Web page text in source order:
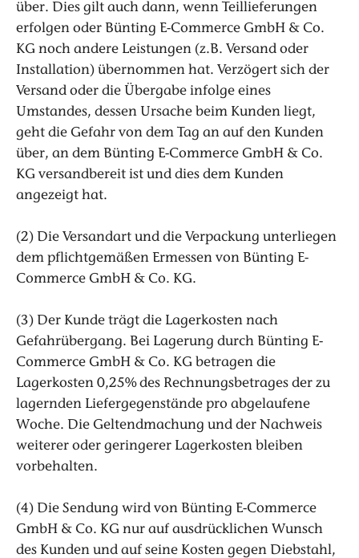
über. Dies gilt auch dann, wenn Teillieferungen
erfolgen oder Bünting E-Commerce GmbH & Co.
KG noch andere Leistungen (z.B. Versand oder
Installation) übernommen hat. Verzögert sich der
Versand oder die Übergabe infolge eines
Umstandes, dessen Ursache beim Kunden liegt,
geht die Gefahr von dem Tag an auf den Kunden
über, an dem Bünting E-Commerce GmbH & Co.
KG versandbereit ist und dies dem Kunden
angezeigt hat.
(2) Die Versandart und die Verpackung unterliegen
dem pflichtgemäßen Ermessen von Bünting E-
Commerce GmbH & Co. KG.
(3) Der Kunde trägt die Lagerkosten nach
Gefahrübergang. Bei Lagerung durch Bünting E-
Commerce GmbH & Co. KG betragen die
Lagerkosten 0,25% des Rechnungsbetrages der zu
lagernden Liefergegenstände pro abgelaufene
Woche. Die Geltendmachung und der Nachweis
weiterer oder geringerer Lagerkosten bleiben
vorbehalten.
(4) Die Sendung wird von Bünting E-Commerce
GmbH & Co. KG nur auf ausdrücklichen Wunsch
des Kunden und auf seine Kosten gegen Diebstahl,